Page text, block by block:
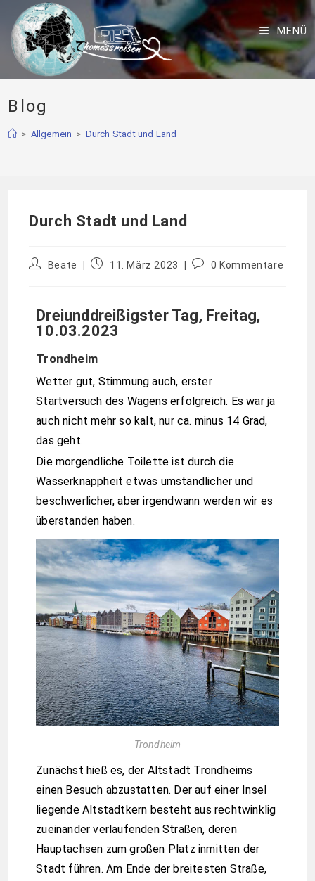
MENÜ
Blog
> Allgemein > Durch Stadt und Land
Durch Stadt und Land
Beate 11. März 2023 0 Kommentare
Dreiunddreißigster Tag, Freitag,
10.03.2023
Trondheim
Wetter gut, Stimmung auch, erster
Startversuch des Wagens erfolgreich. Es war ja
auch nicht mehr so kalt, nur ca. minus 14 Grad,
das geht.
Die morgendliche Toilette ist durch die
Wasserknappheit etwas umständlicher und
beschwerlicher, aber irgendwann werden wir es
überstanden haben.
Trondheim
Zunächst hieß es, der Altstadt Trondheims
einen Besuch abzustatten. Der auf einer Insel
liegende Altstadtkern besteht aus rechtwinklig
zueinander verlaufenden Straßen, deren
Hauptachsen zum großen Platz inmitten der
Stadt führen. Am Ende der breitesten Straße,